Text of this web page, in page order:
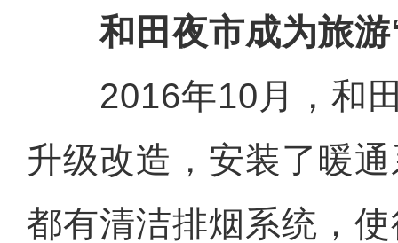
和田夜市成为旅
2016年10月，和田
升级改造，安装了暖
都有清洁排烟系统，